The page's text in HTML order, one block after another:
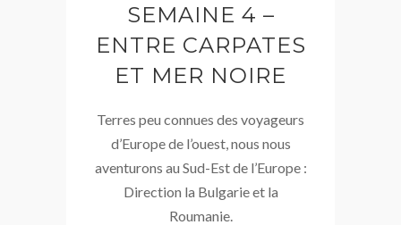
SEMAINE 4 –
ENTRE CARPATES
ET MER NOIRE
Terres peu connues des voyageurs
d’Europe de l’ouest, nous nous
aventurons au Sud-Est de l’Europe :
Direction la Bulgarie et la
Roumanie.